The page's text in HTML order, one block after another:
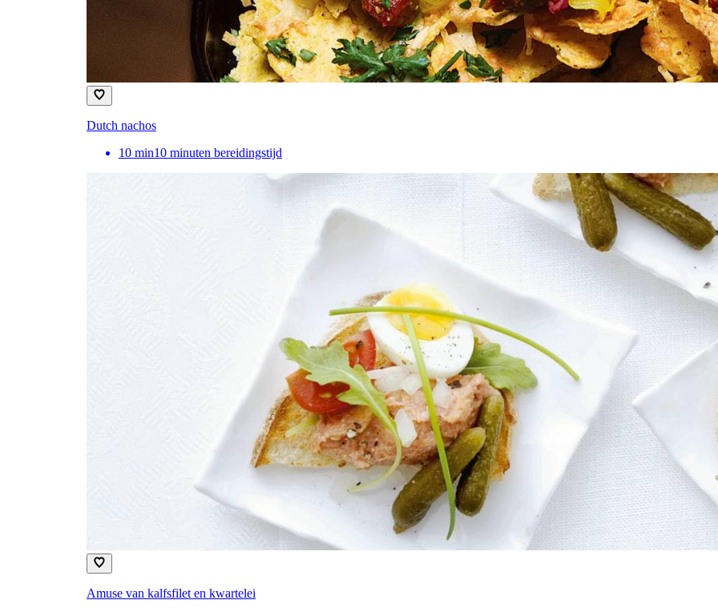
Dutch nachos
10 min10 minuten bereidingstijd
Amuse van kalfsfilet en kwartelei